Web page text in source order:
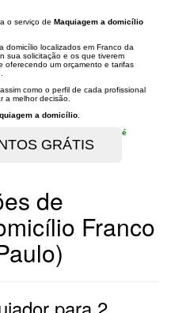
o serviço de Maquiagem a domicílio
domicílio localizados em Franco da
sua solicitação e os que tiverem
oferecendo um orçamento e tarifas
como o perfil de cada profissional
a melhor decisão.
a domicílio
é
de
Franco
para 2